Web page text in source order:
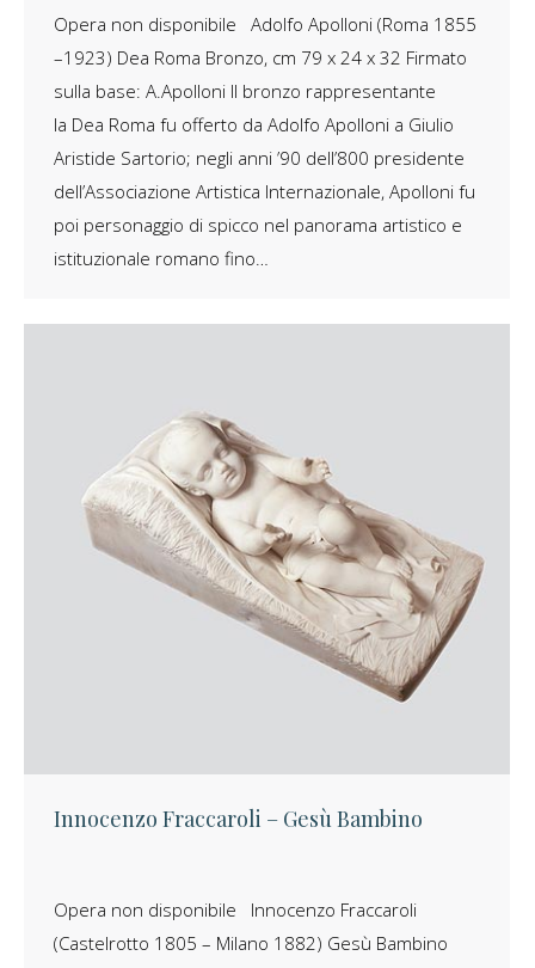
Opera non disponibile Adolfo Apolloni (Roma 1855
–1923) Dea Roma Bronzo, cm 79 x 24 x 32 Firmato
sulla base: A.Apolloni Il bronzo rappresentante
la Dea Roma fu offerto da Adolfo Apolloni a Giulio
Aristide Sartorio; negli anni ’90 dell’800 presidente
dell’Associazione Artistica Internazionale, Apolloni fu
poi personaggio di spicco nel panorama artistico e
istituzionale romano fino…
Innocenzo Fraccaroli – Gesù Bambino
Opera non disponibile Innocenzo Fraccaroli
(Castelrotto 1805 – Milano 1882) Gesù Bambino